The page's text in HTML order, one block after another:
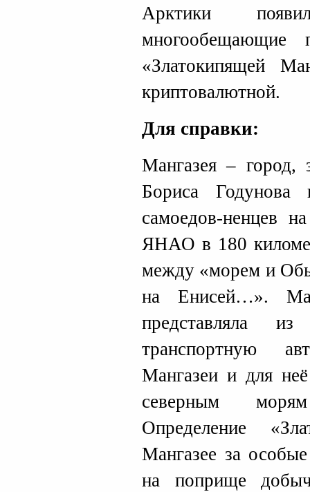
Арктики
многообещающие
«Златокипящей
криптовалютной.
Для справки:
Мангазея – город,
Бориса
самоедов-ненцев
ЯНАО в 180
между «морем и
на Енисей…».
представляла
транспортную
Мангазеи и для
северным
Определение
Мангазее за
на поприще